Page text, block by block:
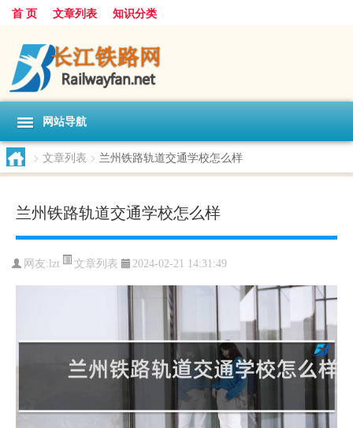
首 页 文章列表 知识分类
网站导航
> 文章列表 > 兰州铁路轨道交通学校怎么样
兰州铁路轨道交通学校怎么样
网友: lzt 文章列表 2024-02-21 14:31:49